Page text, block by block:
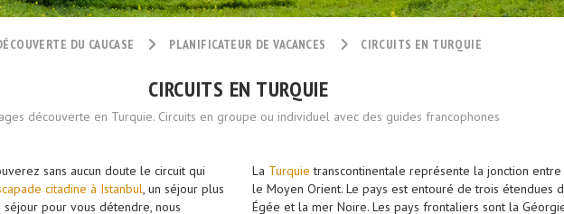
DU CAUCASE PLANIFICATEUR DE VACANCES CIRCUITS EN TURQUIE
CIRCUITS EN TURQUIE
découverte en Turquie. Circuits en groupe ou individuel avec des guides francophones
sans aucun doute le circuit qui
citadine à Istanbul, un séjour plus
pour vous détendre, nous
La Turquie transcontinentale représente la jonction entre
le Moyen Orient. Le pays est entouré de trois étendues
Égée et la mer Noire. Les pays frontaliers sont la